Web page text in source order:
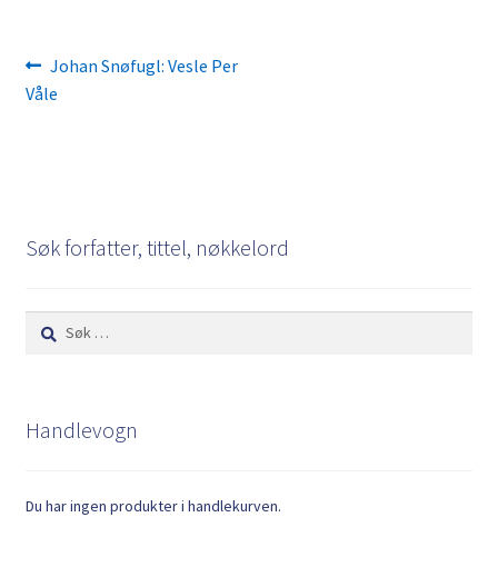
Innleggsnavigasjon
Forrige
innlegg:
Johan Snøfugl: Vesle Per
Våle
Søk forfatter, tittel, nøkkelord
Søk
etter:
Handlevogn
Du har ingen produkter i handlekurven.